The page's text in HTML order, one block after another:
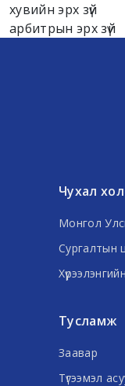
хувийн эрх зүй
арбитрын эрх зүй
Чухал
Монгол
Сургалтын
Тусламж
Заавар
Түгээмэл